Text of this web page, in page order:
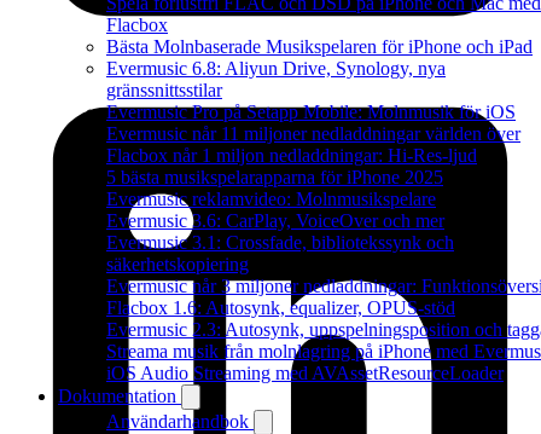
Flacbox
Bästa Molnbaserade Musikspelaren för iPhone och iPad
Evermusic 6.8: Aliyun Drive, Synology, nya
gränssnittsstilar
Evermusic Pro på Setapp Mobile: Molnmusik för iOS
Evermusic når 11 miljoner nedladdningar världen över
Flacbox når 1 miljon nedladdningar: Hi-Res-ljud
5 bästa musikspelarapparna för iPhone 2025
Evermusic reklamvideo: Molnmusikspelare
Evermusic 3.6: CarPlay, VoiceOver och mer
Evermusic 3.1: Crossfade, bibliotekssynk och
säkerhetskopiering
Evermusic når 3 miljoner nedladdningar:
Flacbox 1.6: Autosynk, equalizer, OPUS-stöd
Evermusic 2.3: Autosynk, uppspelningsposition och
Streama musik från molnlagring på iPhone med
iOS Audio Streaming med AVAssetResourceLoader
Dokumentation
Användarhandbok